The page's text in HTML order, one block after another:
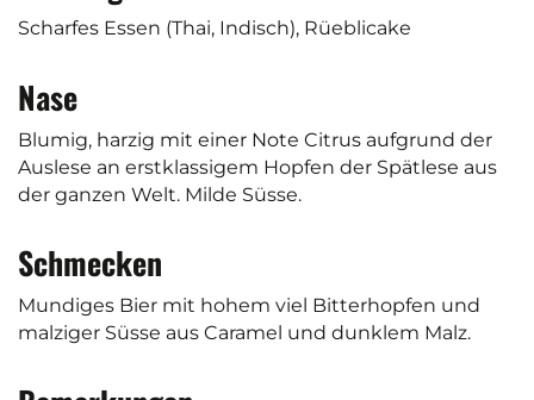
Scharfes Essen (Thai, Indisch), Rüeblicake
Nase
Blumig, harzig mit einer Note Citrus aufgrund der
Auslese an erstklassigem Hopfen der Spätlese aus
der ganzen Welt. Milde Süsse.
Schmecken
Mundiges Bier mit hohem viel Bitterhopfen und
malziger Süsse aus Caramel und dunklem Malz.